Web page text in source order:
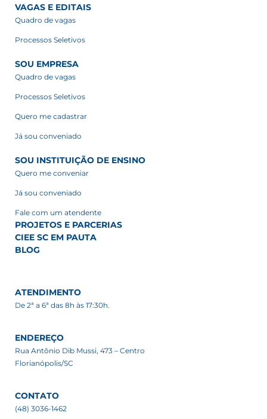
VAGAS E EDITAIS
Quadro de vagas
Processos Seletivos
SOU EMPRESA
Quadro de vagas
Processos Seletivos
Quero me cadastrar
Já sou conveniado
SOU INSTITUIÇÃO DE ENSINO
Quero me conveniar
Já sou conveniado
Fale com um atendente
PROJETOS E PARCERIAS
CIEE SC EM PAUTA
BLOG
ATENDIMENTO
De 2ª a 6ª das 8h às 17:30h.
ENDEREÇO
Rua Antônio Dib Mussi, 473 – Centro
Florianópolis/SC
CONTATO
(48) 3036-1462